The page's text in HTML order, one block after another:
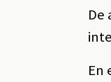
De
En